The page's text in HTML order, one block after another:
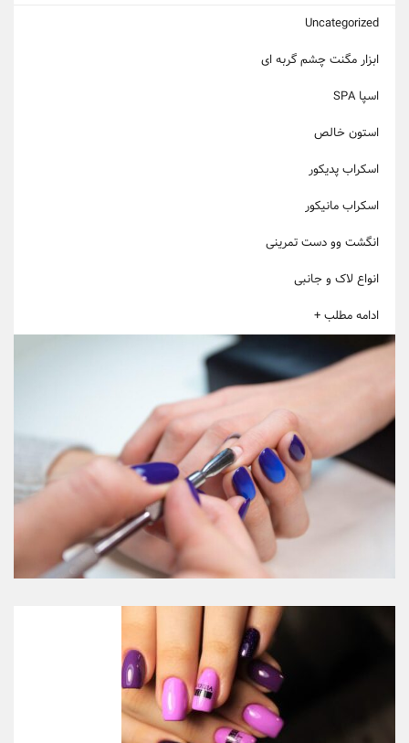
Uncategorized
ابزار مگنت چشم گربه ای
اسپا SPA
استون خالص
اسکراب پدیکور
اسکراب مانیکور
انگشت وو دست تمرینی
انواع لاک و جانبی
ادامه مطلب +